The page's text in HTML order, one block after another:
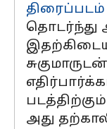
திரைப்படம்
தொடர்ந்து
அது